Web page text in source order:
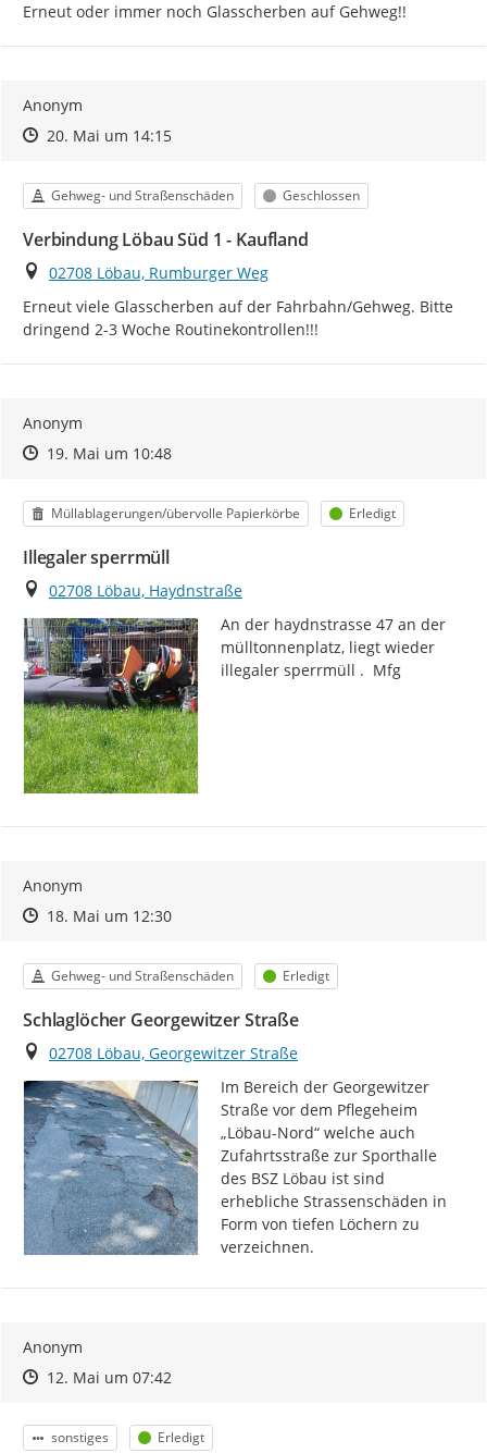
Erneut oder immer noch Glasscherben auf Gehweg!!
Anonym
Zeitpunkt des Erstellens
Zeitpunkt des Erstellens
20. Mai um 14:15Zur Äußerung
Kategorie
Gehweg- und Straßenschäden Status
Geschlossen
Verbindung Löbau Süd 1 - Kaufland
Ort
02708 Löbau, Rumburger Weg
Erneut viele Glasscherben auf der Fahrbahn/Gehweg. Bitte
dringend 2-3 Woche Routinekontrollen!!!
Anonym
Zeitpunkt des Erstellens
Zeitpunkt des Erstellens
19. Mai um 10:48Zur Äußerung
Kategorie
Müllablagerungen/übervolle Papierkörbe Status
Erledigt
Illegaler sperrmüll
Ort
02708 Löbau, Haydnstraße
An der haydnstrasse 47 an der
mülltonnenplatz, liegt wieder
illegaler sperrmüll .  Mfg
Anonym
Zeitpunkt des Erstellens
Zeitpunkt des Erstellens
18. Mai um 12:30Zur Äußerung
Kategorie
Gehweg- und Straßenschäden Status
Erledigt
Schlaglöcher Georgewitzer Straße
Ort
02708 Löbau, Georgewitzer Straße
Im Bereich der Georgewitzer
Straße vor dem Pflegeheim
„Löbau-Nord“ welche auch
Zufahrtsstraße zur Sporthalle
des BSZ Löbau ist sind
erhebliche Strassenschäden in
Form von tiefen Löchern zu
verzeichnen.
Anonym
Zeitpunkt des Erstellens
Zeitpunkt des Erstellens
12. Mai um 07:42Zur Äußerung
Kategorie
sonstiges Status
Erledigt